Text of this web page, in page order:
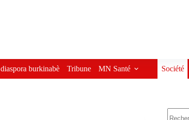
burkinabè Tribune MN Santé Société